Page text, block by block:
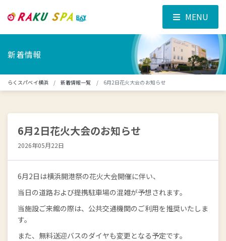
新着情報
らくスパベイ横浜 新着情報一覧 6月2日花火大会のお知らせ
6月2日花火大会のお知らせ
2026年05月22日
6月2日は横浜開港祭の花火大会開催に伴い、
当日の道路および提携駐車場の混雑が予想されます。
当施設ご来館の際は、公共交通機関のご利用を推奨いたしま
す。
また、無料送迎バスのダイヤも変更となる予定です。
MENU